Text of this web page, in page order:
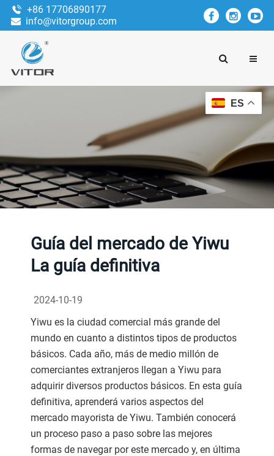
+86 17706890177
info@vitorgroup.com
Guía del mercado de Yiwu
La guía definitiva
2024-10-19
Yiwu es la ciudad comercial más grande del
mundo en cuanto a distintos tipos de productos
básicos. Cada año, más de medio millón de
comerciantes extranjeros llegan a Yiwu para
adquirir diversos productos básicos. En esta guía
definitiva, aprenderá varios aspectos del
mercado mayorista de Yiwu. También conocerá
un proceso paso a paso sobre las mejores
formas de navegar por este mercado y, en última
ES